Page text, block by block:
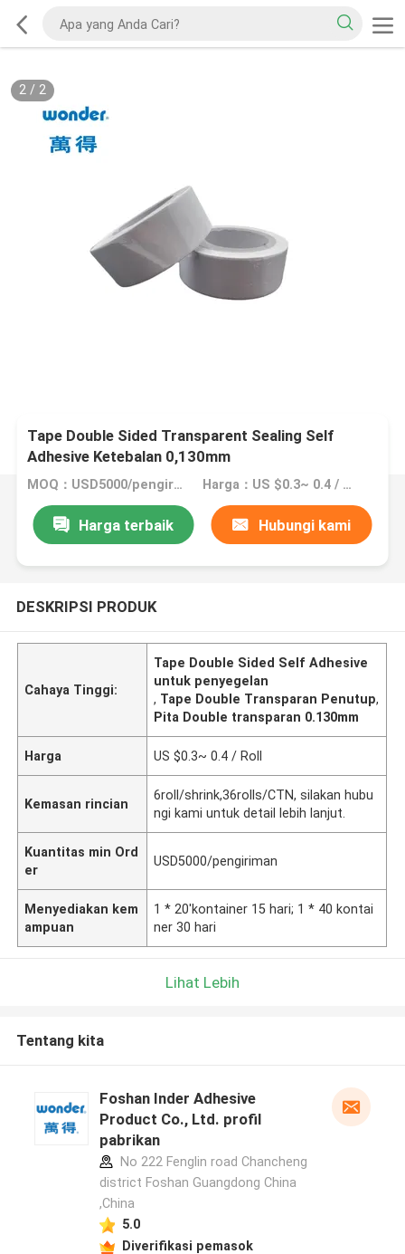
2/ 2
Tape Double Sided Transparent Sealing Self
Adhesive Ketebalan 0,130mm
MOQ：USD5000/pengiriman Harga：US $0.3~ 0.4 / Roll
Harga terbaik Hubungi kami
DESKRIPSI PRODUK
Cahaya Tinggi:
Tape Double Sided Self Adhesive
untuk penyegelan
, Tape Double Transparan Penutup,
Pita Double transparan 0.130mm
Harga US $0.3~ 0.4 / Roll
Kemasan rincian
6roll/shrink,36rolls/CTN, silakan hubu
ngi kami untuk detail lebih lanjut.
Kuantitas min Ord
er
USD5000/pengiriman
Menyediakan kem
ampuan
1 * 20'kontainer 15 hari; 1 * 40 kontai
ner 30 hari
Lihat Lebih
Tentang kita
Foshan Inder Adhesive
Product Co., Ltd. profil
pabrikan
No 222 Fenglin road Chancheng
district Foshan Guangdong China
,China
5.0
Diverifikasi pemasok